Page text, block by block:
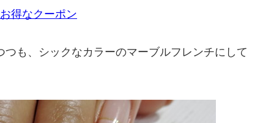
得なクーポン
も、シックなカラーのマーブルフレンチにして